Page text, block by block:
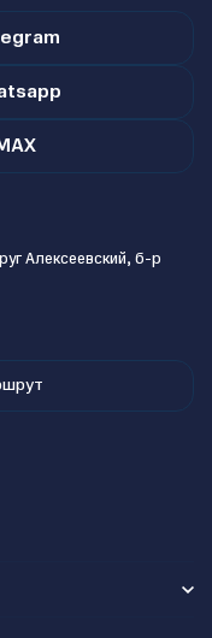
Алексеевский, б-р